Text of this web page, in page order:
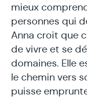
mieux
personnes qui
Anna croit que
de vivre et se
domaines. Elle
le chemin vers
puisse